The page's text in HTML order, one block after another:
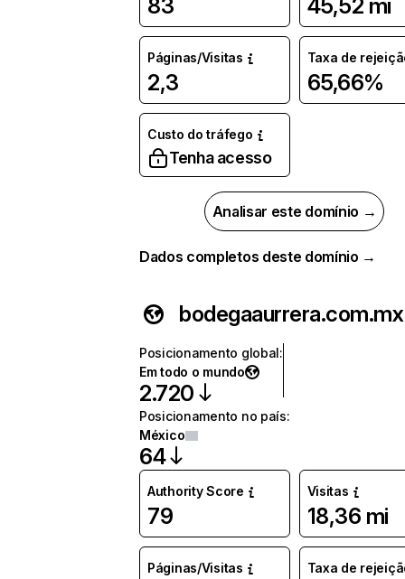
83 45,52 mi
Páginas/Visitas
2,3
Taxa de
65,66%
Custo do tráfego
Tenha acesso
Analisar este domínio →
Dados completos deste domínio →
bodegaaurrera.com.mx
Posicionamento global:
Em todo o mundo
2.720
Posicionamento no país:
México
64
Authority Score
79
Visitas
18,36 mi
Páginas/Visitas Taxa de